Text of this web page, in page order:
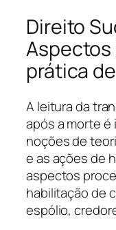
Direito
Aspectos
prática
A leitura da
após a morte
noções de
e as ações de
aspectos
habilitação de
espólio,